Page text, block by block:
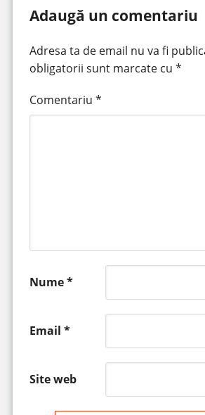
Adaugă un comentariu
Adresa ta de email nu va fi
obligatorii sunt marcate cu *
Comentariu *
Nume*
Email *
Site web